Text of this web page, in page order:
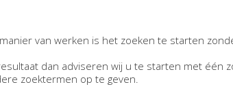
van werken is het zoeken te starten
dan adviseren wij u te starten met één
zoektermen op te geven.